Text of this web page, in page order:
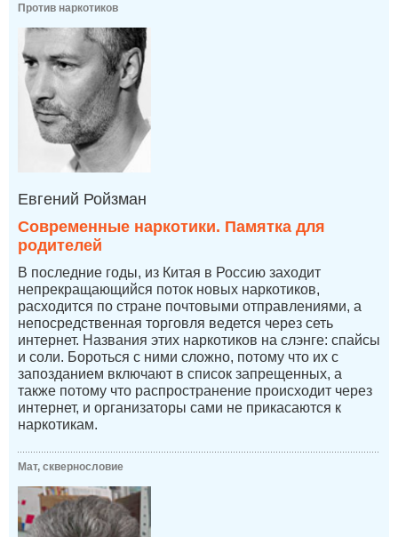
Против наркотиков
Евгений Ройзман
Современные наркотики. Памятка для
родителей
В последние годы, из Китая в Россию заходит
непрекращающийся поток новых наркотиков,
расходится по стране почтовыми отправлениями, а
непосредственная торговля ведется через сеть
интернет. Названия этих наркотиков на слэнге: спайсы
и соли. Бороться с ними сложно, потому что их с
запозданием включают в список запрещенных, а
также потому что распространение происходит через
интернет, и организаторы сами не прикасаются к
наркотикам.
Мат, сквернословие